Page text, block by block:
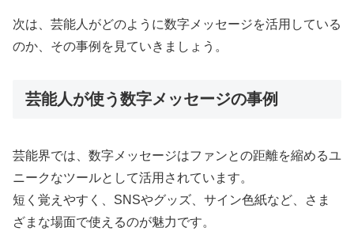
次は、芸能人がどのように数字メッセージを活用している
のか、その事例を見ていきましょう。
芸能人が使う数字メッセージの事例
芸能界では、数字メッセージはファンとの距離を縮めるユ
ニークなツールとして活用されています。
短く覚えやすく、SNSやグッズ、サイン色紙など、さま
ざまな場面で使えるのが魅力です。